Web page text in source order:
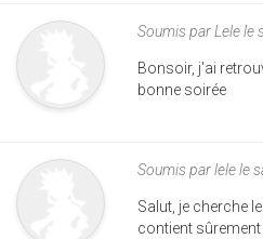
Soumis parLelele
Bonsoir, j'ai
bonne soirée
Soumis parlelele
Salut, je cherche
contient